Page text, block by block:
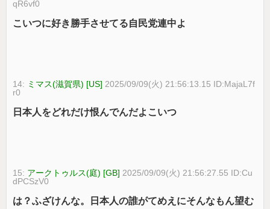
qR6vf0
こいつに好き勝手させてる自民党連中よ
14: ミマス(滋賀県) [US] 2025/09/09(火) 21:56:13.15 ID:MajaL7f
r0
日本人をどれだけ恨んでんだよこいつ
15: アークトゥルス(庭) [GB] 2025/09/09(火) 21:56:27.55 ID:Cu
dPCSzV0
は？ふざけんな。日本人の誰がてめえにそんなもん望む